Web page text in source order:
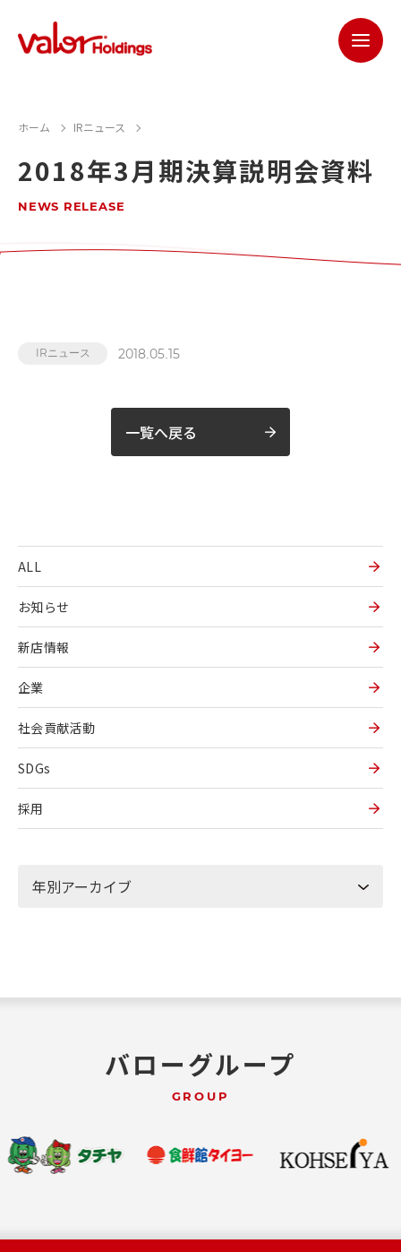
ホーム IRニュース
2018年3月期決算説明会資料
NEWS RELEASE
ALL
お知らせ
新店情報
企業
社会貢献活動
SDGs
採用
IRニュース 2018.05.15
一覧へ戻る
バローグループ
GROUP